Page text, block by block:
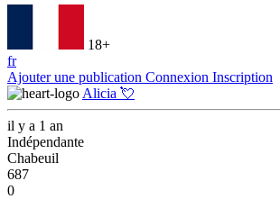
18+
fr
Ajouter une publication Connexion Inscription
Alicia 💘
il y a 1 an
Indépendante
Chabeuil
687
0